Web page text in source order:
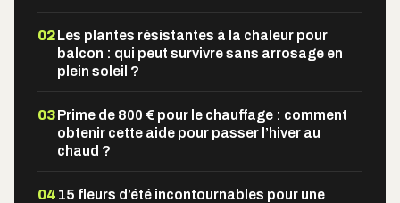
02Les plantes résistantes à la chaleur pour
balcon : qui peut survivre sans arrosage en
plein soleil ?
03Prime de 800 € pour le chauffage : comment
obtenir cette aide pour passer l’hiver au
chaud ?
04 15 fleurs d’été incontournables pour une